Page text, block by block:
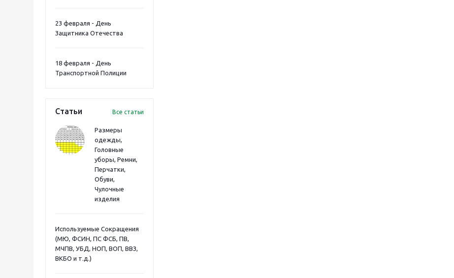
23 февраля - День
Защитника Отечества
18 февраля - День
Транспортной Полиции
Статьи Все статьи
Размеры
одежды,
Головные
уборы, Ремни,
Перчатки,
Обуви,
Чулочные
изделия
Используемые Сокращения
(МЮ, ФСИН, ПС ФСБ, ПВ,
МЧПВ, УБД, НОП, ВОП, ВВЗ,
ВКБО и т.д.)